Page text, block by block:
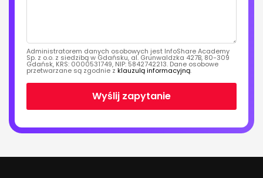
Administratorem danych osobowych jest InfoShare Academy
Sp. z o.o. z siedzibą w Gdańsku, al. Grunwaldzka 427B, 80-309
Gdańsk, KRS: 0000531749, NIP: 5842742213. Dane osobowe
przetwarzane są zgodnie z klauzulą informacyjną.